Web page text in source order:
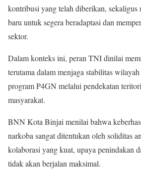
kontribusi yang telah diberikan, sekaligus
baru untuk segera beradaptasi dan
sektor.
Dalam konteks ini, peran TNI dinilai
terutama dalam menjaga stabilitas
program P4GN melalui pendekatan
masyarakat.
BNN Kota Binjai menilai bahwa
narkoba sangat ditentukan oleh soliditas
kolaborasi yang kuat, upaya penindakan
tidak akan berjalan maksimal.